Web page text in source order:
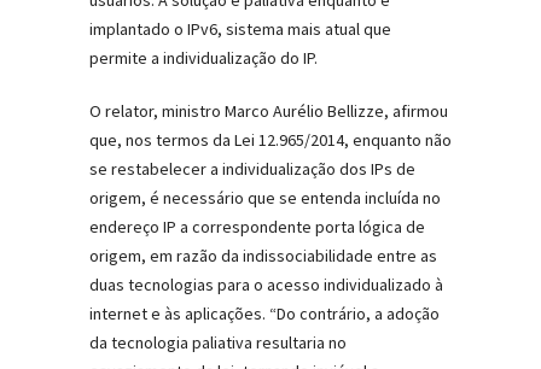
implantado o IPv6, sistema mais atual que
permite a individualização do IP.
O relator, ministro Marco Aurélio Bellizze, afirmou
que, nos termos da Lei 12.965/2014, enquanto não
se restabelecer a individualização dos IPs de
origem, é necessário que se entenda incluída no
endereço IP a correspondente porta lógica de
origem, em razão da indissociabilidade entre as
duas tecnologias para o acesso individualizado à
internet e às aplicações. “Do contrário, a adoção
da tecnologia paliativa resultaria no